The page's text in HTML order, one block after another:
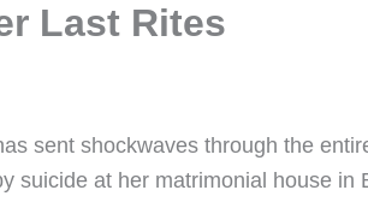
Last Rites
sent shockwaves through the
suicide at her matrimonial house in